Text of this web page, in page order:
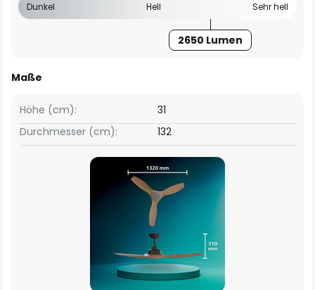
Dunkel Hell Sehr hell
2650 Lumen
Maße
Höhe (cm):
31
Durchmesser (cm):
132